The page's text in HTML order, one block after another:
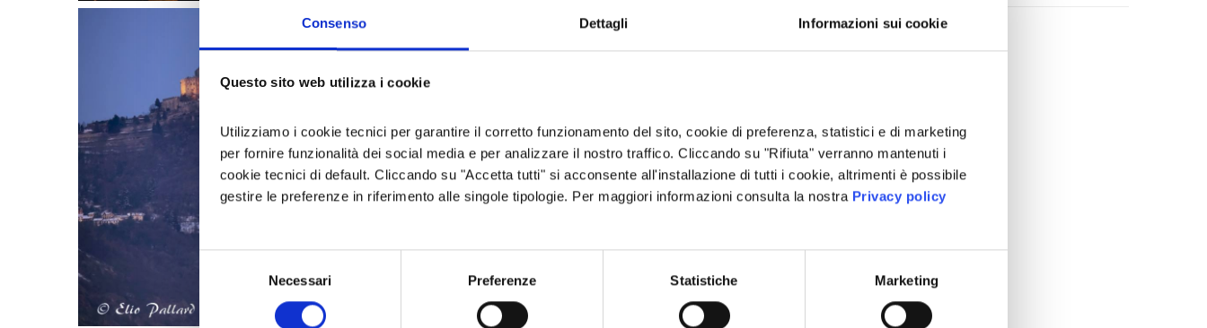
Consenso Dettagli Informazioni sui cookie
Questo sito web utilizza i cookie
Utilizziamo i cookie tecnici per garantire il corretto funzionamento del sito, cookie di preferenza, statistici e di marketing
per fornire funzionalità dei social media e per analizzare il nostro traffico. Cliccando su "Rifiuta" verranno mantenuti i
cookie tecnici di default. Cliccando su "Accetta tutti" si acconsente all'installazione di tutti i cookie, altrimenti è possibile
gestire le preferenze in riferimento alle singole tipologie. Per maggiori informazioni consulta la nostra Privacy policy
Necessari Preferenze Statistiche Marketing
2026
luglio (4)
aprile (3)
marzo (7)
febbraio (4)
gennaio (5)
2024
2023(134)